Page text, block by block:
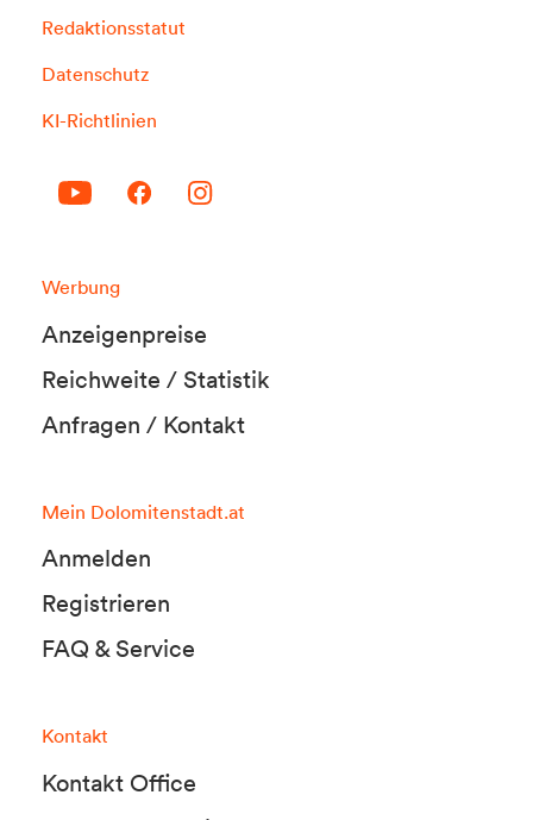
Redaktionsstatut
Datenschutz
KI-Richtlinien
Werbung
Anzeigenpreise
Reichweite / Statistik
Anfragen / Kontakt
Mein Dolomitenstadt.at
Anmelden
Registrieren
FAQ & Service
Kontakt
Kontakt Office